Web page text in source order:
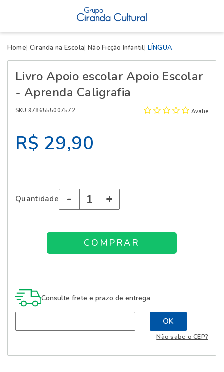
Home Ciranda na Escola Não Ficção Infantil LÍNGUA
Livro Apoio escolar Apoio Escolar
- Aprenda Caligrafia
SKU 9786555007572 Avalie
R$ 29,90
Quantidade - +
Consulte frete e prazo de entrega
Não sabe o CEP?